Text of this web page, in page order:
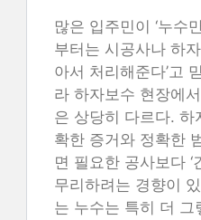
많은 입주민이 ‘누수
부터는 시공사나 하
아서 처리해준다’고
라 하자보수 현장에
은 상당히 다르다. 하
확한 증거와 정확한
면 필요한 공사보다 ‘
무리하려는 경향이
는 누수는 특히 더 그